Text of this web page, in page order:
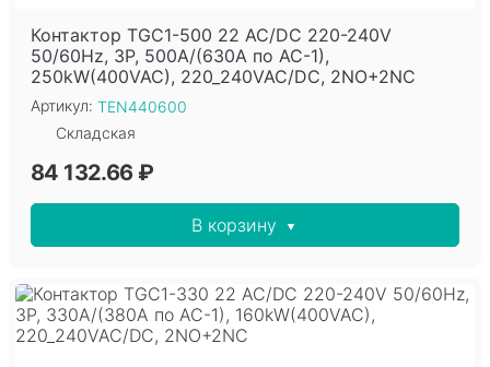
Контактор TGC1-500 22 AC/DC 220-240V
50/60Hz, 3P, 500A/(630A по AC-1),
250kW(400VAC), 220_240VAC/DC, 2NO+2NC
Артикул: TEN440600
Складская
84 132.66 ₽
В корзину